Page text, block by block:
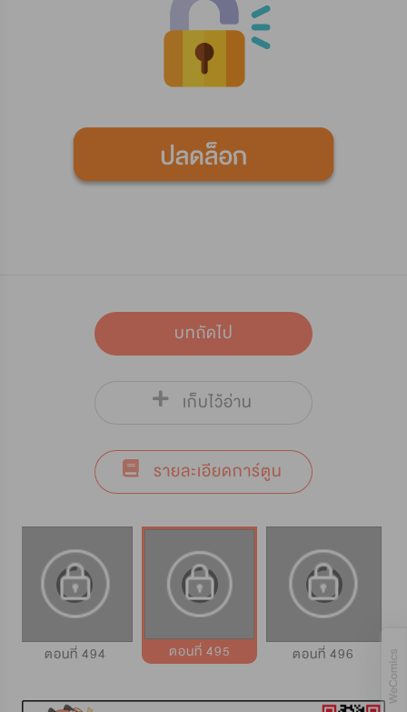
บทถัดไป
เก็บไว้อ่าน
รายละเอียดการ์ตูน
ตอนที่ 494 ตอนที่ 495 ตอนที่ 496